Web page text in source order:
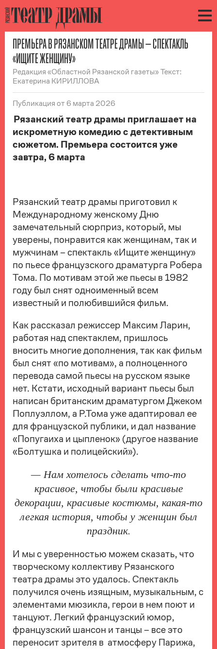
ПРЕМЬЕРА В РЯЗАНСКОМ ТЕАТРЕ ДРАМЫ — СПЕКТАКЛЬ
«ИЩИТЕ ЖЕНЩИНУ»
Редакция «Областной Рязанской газеты» Текст:
Екатерина КИРИЛЛОВА
Публикация от 6 марта 2026
Рязанский театр драмы приглашает на
искрометную комедию с детективным
сюжетом. Премьера состоится уже
завтра, 6 марта
Рязанский театр драмы приготовил к
Международному женскому Дню
замечательный сюрприз, который, мы
уверены, понравится как женщинам, так и
мужчинам – спектакль «Ищите женщину»
по пьесе французского драматурга Робера
Тома. По мотивам этой же пьесы в 1982
году был снят одноименный всем
известный и полюбившийся фильм.
Как рассказал режиссер Максим Ларин,
работая над спектаклем, пришлось
вносить многие дополнения, так как фильм
был снят «по мотивам», а полноценного
перевода самой пьесы на русском языке
нет. Кстати, исходный вариант пьесы был
написан британским драматургом Джеком
Поплуэллом, а Р.Тома уже адаптировал ее
для французской публики, и дал название
«Попугаиха и цыпленок» (другое название
«Болтушка и полицейский»).
— Нам хотелось сделать что-то
красивое, чтобы были красивые
декорации, красивые костюмы, какая-то
легкая история, чтобы у женщин был
праздник.
И мы с уверенностью можем сказать, что
творческому коллективу Рязанского
театра драмы это удалось. Спектакль
получился очень изящным, музыкальным, с
элементами мюзикла, герои в нем поют и
танцуют. Легкий французский юмор,
французский шансон и танцы – все это
переносит зрителя в атмосферу Парижа,